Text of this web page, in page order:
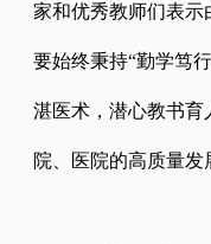
家和优秀教师们表示
要始终秉持“勤学笃
湛医术，潜心教书育
院、医院的高质量发